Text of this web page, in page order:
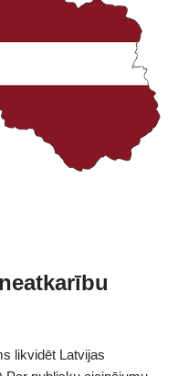
likvidēt Latvijas